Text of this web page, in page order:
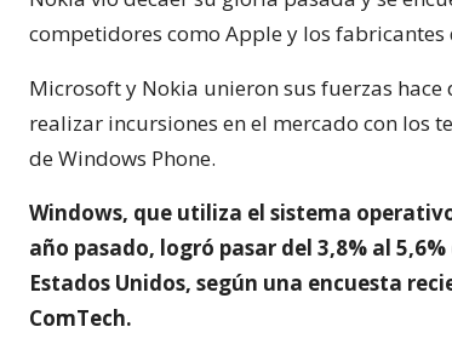
competidores como Apple y los fabricantes
Microsoft y Nokia unieron sus fuerzas
realizar incursiones en el mercado con los
de Windows Phone.
Windows, que utiliza el sistema
año pasado, logró pasar del 3,8% al
Estados Unidos, según una encuesta
ComTech.